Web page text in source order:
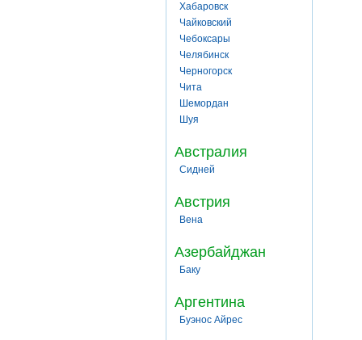
Хабаровск
Чайковский
Чебоксары
Челябинск
Черногорск
Чита
Шемордан
Шуя
Австралия
Сидней
Австрия
Вена
Азербайджан
Баку
Аргентина
Буэнос Айрес